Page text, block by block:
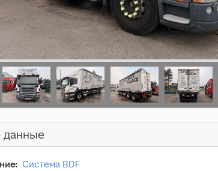
данные
Система BDF